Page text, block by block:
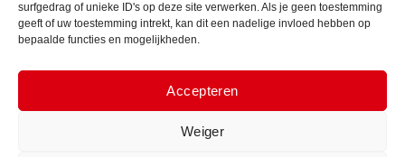
surfgedrag of unieke ID's op deze site verwerken. Als je geen toestemming
geeft of uw toestemming intrekt, kan dit een nadelige invloed hebben op
bepaalde functies en mogelijkheden.
Accepteren
Weiger
info@ets-isolatie.nl
0547 - 850 975